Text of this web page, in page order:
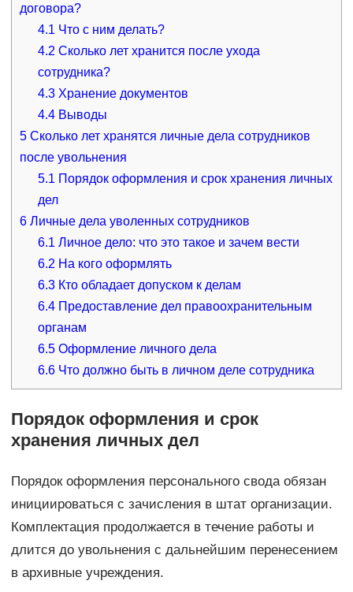
договора?
4.1 Что с ним делать?
4.2 Сколько лет хранится после ухода
сотрудника?
4.3 Хранение документов
4.4 Выводы
5Сколько лет хранятся личные дела сотрудников
после увольнения
5.1 Порядок оформления и срок хранения личных
дел
6Личные дела уволенных сотрудников
6.1 Личное дело: что это такое и зачем вести
6.2 На кого оформлять
6.3 Кто обладает допуском к делам
6.4 Предоставление дел правоохранительным
органам
6.5 Оформление личного дела
6.6 Что должно быть в личном деле сотрудника
Порядок оформления и срок
хранения личных дел
Порядок оформления персонального свода обязан
инициироваться с зачисления в штат организации.
Комплектация продолжается в течение работы и
длится до увольнения с дальнейшим перенесением
в архивные учреждения.